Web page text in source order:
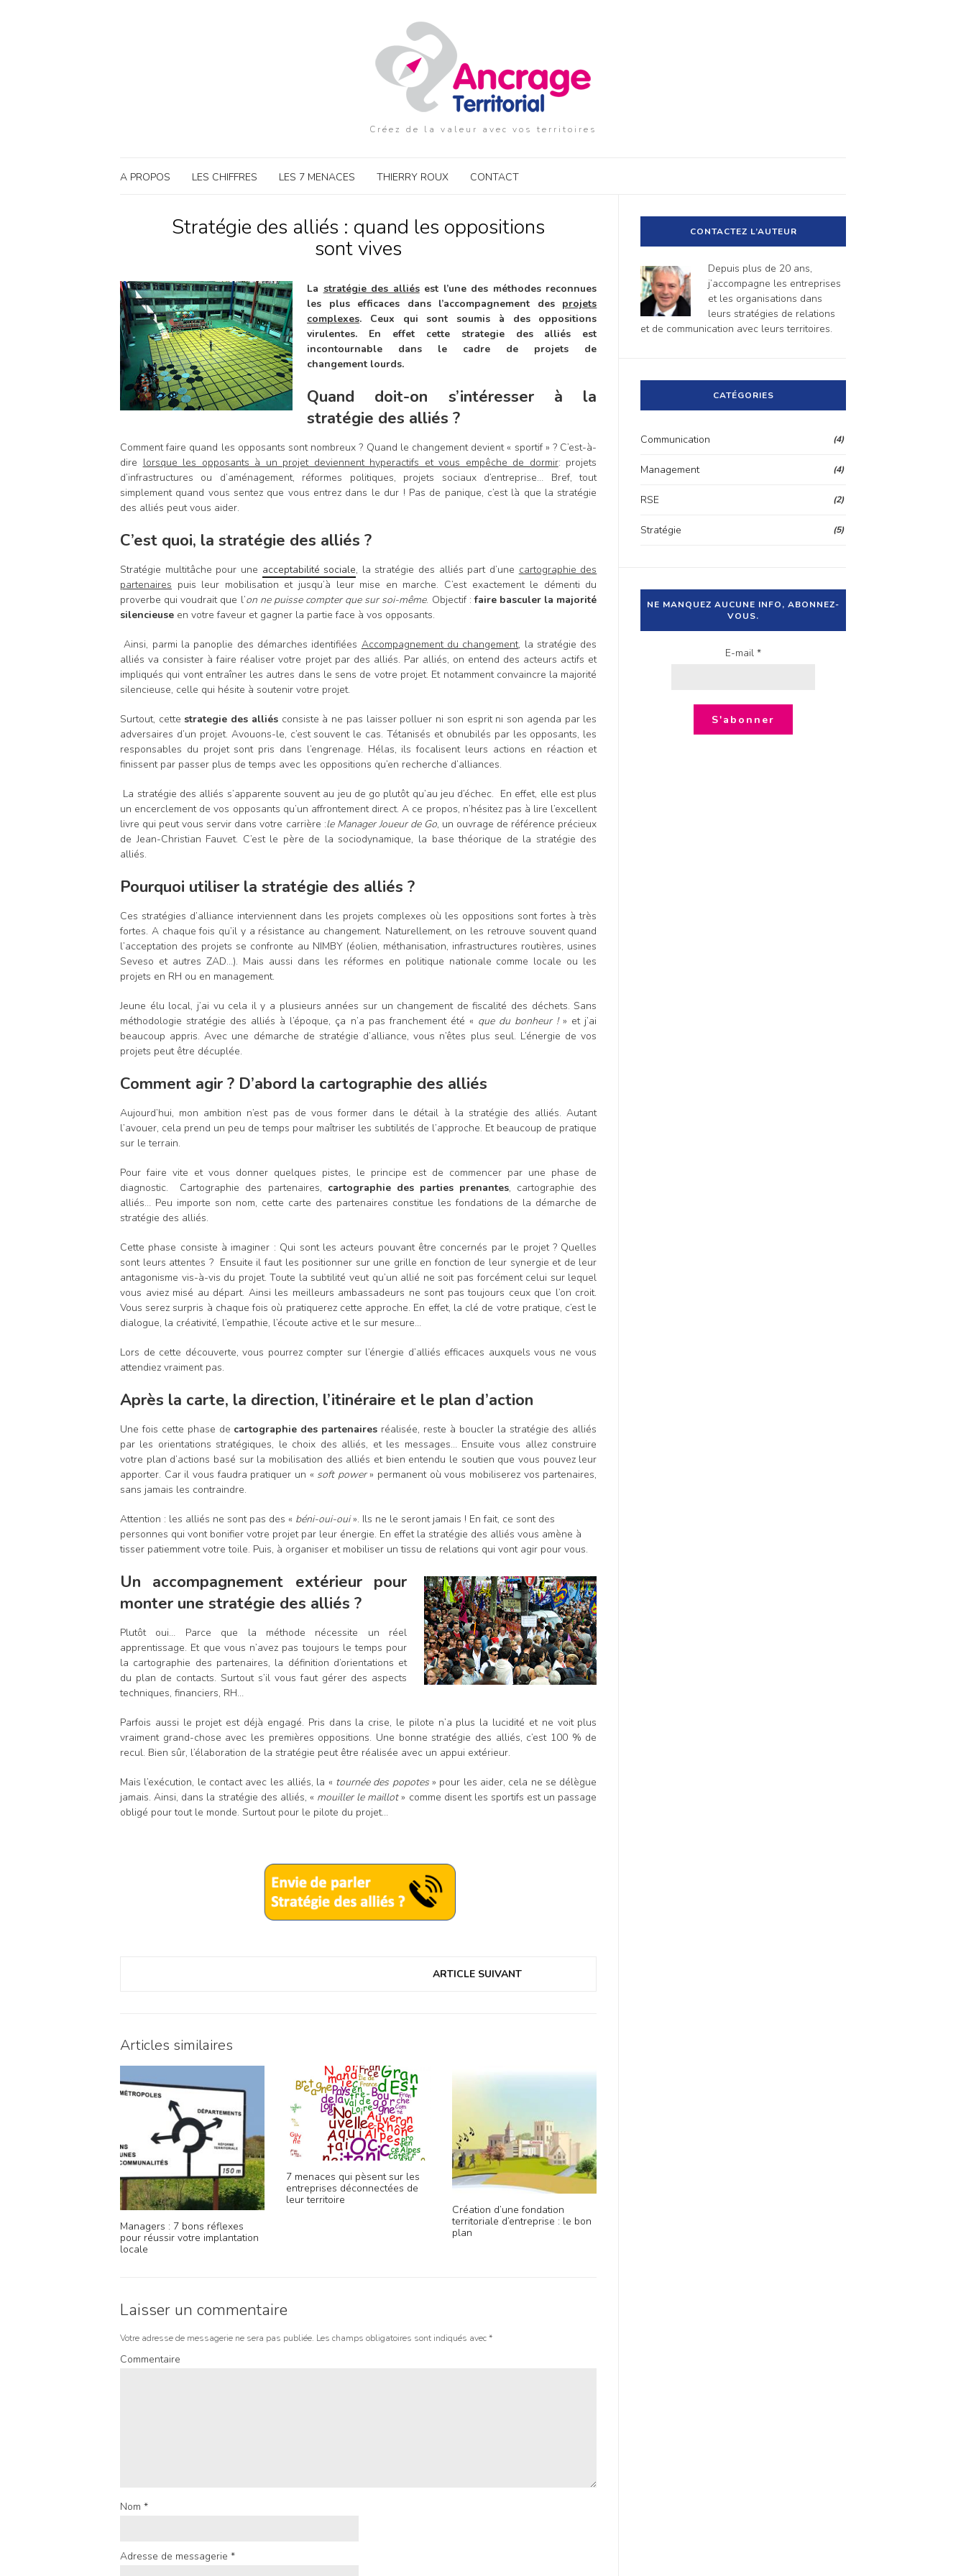
Créez de la valeur avec vos territoires
A PROPOS LES CHIFFRES LES 7 MENACES THIERRY ROUX CONTACT
Stratégie des alliés : quand les oppositions
sont vives
La stratégie des alliésest l’une des méthodes reconnues
les plus efficaces dans l’accompagnement des projets
complexes. Ceux qui sont soumis à des oppositions
virulentes. En effet cette strategie des alliés est
incontournable dans le cadre de projets de
changement lourds.
Quand doit-on s’intéresser à la
stratégie des alliés ?
Comment faire quand les opposants sont nombreux ? Quand le changement devient « sportif » ? C’est-à-
dire lorsque les opposants à un projet deviennent hyperactifs et vous empêche de dormir: projets
d’infrastructures ou d’aménagement, réformes politiques, projets sociaux d’entreprise… Bref, tout
simplement quand vous sentez que vous entrez dans le dur ! Pas de panique, c’est là que la stratégie
des alliés peut vous aider.
C’est quoi, la stratégie des alliés ?
Stratégie multitâche pour une acceptabilité sociale, la stratégie des alliés part d’une cartographie des
partenaires puis leur mobilisation et jusqu’à leur mise en marche. C’est exactement le démenti du
proverbe qui voudrait que l’on ne puisse compter que sur soi-même. Objectif :faire basculer la majorité
silencieuse en votre faveur et gagner la partie face à vos opposants.
Ainsi, parmi la panoplie des démarches identifiées Accompagnement du changement, la stratégie des
alliés va consister à faire réaliser votre projet par des alliés. Par alliés, on entend des acteurs actifs et
impliqués qui vont entraîner les autres dans le sens de votre projet. Et notamment convaincre la majorité
silencieuse, celle qui hésite à soutenir votre projet.
Surtout, cettestrategie des alliés consiste à ne pas laisser polluer ni son esprit ni son agenda par les
adversaires d’un projet. Avouons-le, c’est souvent le cas. Tétanisés et obnubilés par les opposants, les
responsables du projet sont pris dans l’engrenage. Hélas, ils focalisent leurs actions en réaction et
finissent par passer plus de temps avec les oppositions qu’en recherche d’alliances.
La stratégie des alliés s’apparente souvent au jeu de go plutôt qu’au jeu d’échec. En effet, elle est plus
un encerclement de vos opposants qu’un affrontement direct. A ce propos, n’hésitez pas à lire l’excellent
livre qui peut vous servir dans votre carrière :le Manager Joueur de Go, un ouvrage de référence précieux
de Jean-Christian Fauvet. C’est le père de la sociodynamique, la base théorique de la stratégie des
alliés.
Pourquoi utiliser la stratégie des alliés ?
Ces stratégies d’alliance interviennent dans les projets complexes où les oppositions sont fortes à très
fortes. A chaque fois qu’il y a résistance au changement. Naturellement, on les retrouve souvent quand
l’acceptation des projets se confronte au NIMBY (éolien, méthanisation, infrastructures routières, usines
Seveso et autres ZAD…). Mais aussi dans les réformes en politique nationale comme locale ou les
projets en RH ou en management.
Jeune élu local, j’ai vu cela il y a plusieurs années sur un changement de fiscalité des déchets. Sans
méthodologie stratégie des alliés à l’époque, ça n’a pas franchement été « que du bonheur !» et j’ai
beaucoup appris. Avec une démarche de stratégie d’alliance, vous n’êtes plus seul. L’énergie de vos
projets peut être décuplée.
Comment agir ? D’abord la cartographie des alliés
Aujourd’hui, mon ambition n’est pas de vous former dans le détail à la stratégie des alliés. Autant
l’avouer, cela prend un peu de temps pour maîtriser les subtilités de l’approche. Et beaucoup de pratique
sur le terrain.
Pour faire vite et vous donner quelques pistes, le principe est de commencer par une phase de
diagnostic. Cartographie des partenaires, cartographie des parties prenantes, cartographie des
alliés… Peu importe son nom, cette carte des partenaires constitue les fondations de la démarche de
stratégie des alliés.
Cette phase consiste à imaginer : Qui sont les acteurs pouvant être concernés par le projet ? Quelles
sont leurs attentes ? Ensuite il faut les positionner sur une grille en fonction de leur synergie et de leur
antagonisme vis-à-vis du projet. Toute la subtilité veut qu’un allié ne soit pas forcément celui sur lequel
vous aviez misé au départ. Ainsi les meilleurs ambassadeurs ne sont pas toujours ceux que l’on croit.
Vous serez surpris à chaque fois où pratiquerez cette approche. En effet, la clé de votre pratique, c’est le
dialogue, la créativité, l’empathie, l’écoute active et le sur mesure…
Lors de cette découverte, vous pourrez compter sur l’énergie d’alliés efficaces auxquels vous ne vous
attendiez vraiment pas.
Après la carte, la direction, l’itinéraire et le plan d’action
Une fois cette phase de cartographie des partenaires réalisée, reste à boucler la stratégie des alliés
par les orientations stratégiques, le choix des alliés, et les messages… Ensuite vous allez construire
votre plan d’actions basé sur la mobilisation des alliés et bien entendu le soutien que vous pouvez leur
apporter. Car il vous faudra pratiquer un « soft power» permanent où vous mobiliserez vos partenaires,
sans jamais les contraindre.
Attention : les alliés ne sont pas des « béni-oui-oui». Ils ne le seront jamais ! En fait, ce sont des
personnes qui vont bonifier votre projet par leur énergie. En effet la stratégie des alliés vous amène à
tisser patiemment votre toile. Puis, à organiser et mobiliser un tissu de relations qui vont agir pour vous.
Un accompagnement extérieur pour
monter une stratégie des alliés ?
Plutôt oui… Parce que la méthode nécessite un réel
apprentissage. Et que vous n’avez pas toujours le temps pour
la cartographie des partenaires, la définition d’orientations et
du plan de contacts. Surtout s’il vous faut gérer des aspects
techniques, financiers, RH…
Parfois aussi le projet est déjà engagé. Pris dans la crise, le pilote n’a plus la lucidité et ne voit plus
vraiment grand-chose avec les premières oppositions. Une bonne stratégie des alliés, c’est 100 % de
recul. Bien sûr, l’élaboration de la stratégie peut être réalisée avec un appui extérieur.
Mais l’exécution, le contact avec les alliés, la « tournée des popotes» pour les aider, cela ne se délègue
jamais. Ainsi, dans la stratégie des alliés, « mouiller le maillot» comme disent les sportifs est un passage
obligé pour tout le monde. Surtout pour le pilote du projet…
ARTICLE SUIVANT
Articles similaires
Managers : 7 bons réflexes
pour réussir votre implantation
locale
7 menaces qui pèsent sur les
entreprises déconnectées de
leur territoire
Création d’une fondation
territoriale d’entreprise : le bon
plan
Laisser un commentaire
Votre adresse de messagerie ne sera pas publiée. Les champs obligatoires sont indiqués avec*
Commentaire
Nom *
Adresse de messagerie *
CONTACTEZ L’AUTEUR
Depuis plus de 20 ans,
j’accompagne les entreprises
et les organisations dans
leurs stratégies de relations
et de communication avec leurs territoires.
CATÉGORIES
Communication (4)
Management (4)
RSE (2)
Stratégie (5)
NE MANQUEZ AUCUNE INFO, ABONNEZ-
VOUS.
E-mail *